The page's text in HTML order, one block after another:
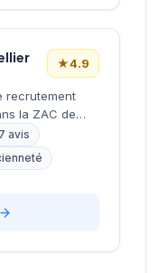
★4.9
recrutement
la ZAC de
de
les
avec une
ans
avis